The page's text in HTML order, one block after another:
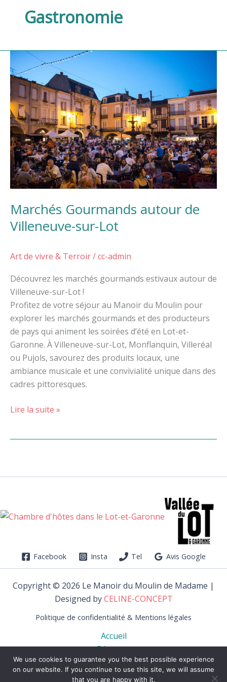
Gastronomie
Marchés Gourmands autour de
Villeneuve-sur-Lot
Art de vivre & Terroir/cc-admin
Découvrez les marchés gourmands estivaux autour de
Villeneuve-sur-Lot !
Profitez de votre séjour au Manoir du Moulin pour
explorer les marchés gourmands et des producteurs
de pays qui animent les soirées d’été en Lot-et-
Garonne. À Villeneuve-sur-Lot, Monflanquin, Villeréal
ou Pujols, savourez des produits locaux, une
ambiance musicale et une convivialité unique dans des
cadres pittoresques.
Marchés
Gourmands
autour
de
Villeneuve-
sur-
Lot
Lire la suite »
Facebook Insta Tel Avis Google
Copyright © 2026 Le Manoir du Moulin de Madame |
Designed byCELINE-CONCEPT
Politique de confidentialité & Mentions légales
Accueil
Réserver
La Propriété
Les Chambres
We use cookies to guarantee you the best possible experience
on our website. If you continue to use this site, we will assume
that you are happy with it.